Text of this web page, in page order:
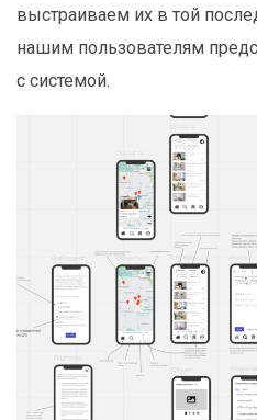
выстраиваем их в той
нашим пользователям
с системой.